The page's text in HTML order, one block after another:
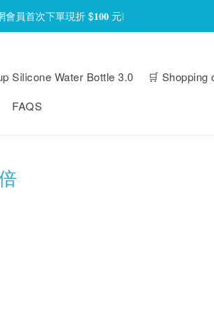
會員首次下單現折 $𝟏𝟎𝟎 元❕
會員首次下單現折 $𝟏𝟎𝟎 元❕
會員首次下單現折 $𝟏𝟎𝟎 元❕
Silicone Water Bottle 3.0
🛒 Shopping
FAQS